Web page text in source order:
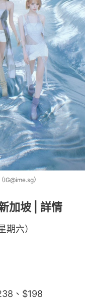
）
加坡 | 詳情
六）
、$198